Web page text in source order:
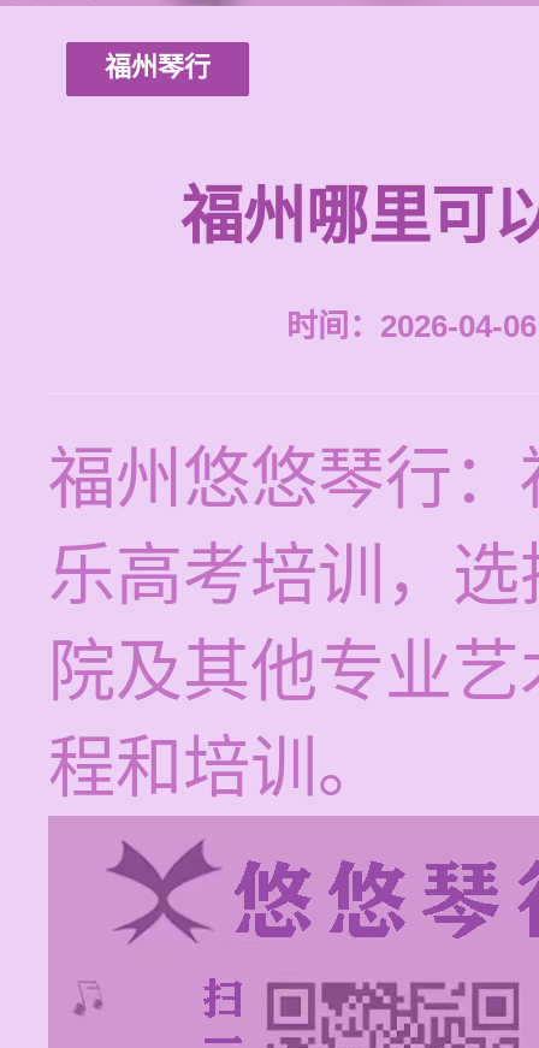
福州琴行
福州哪里可
时间：2026-04-
福州悠悠琴行
乐高考培训，
院及其他专业
程和培训。